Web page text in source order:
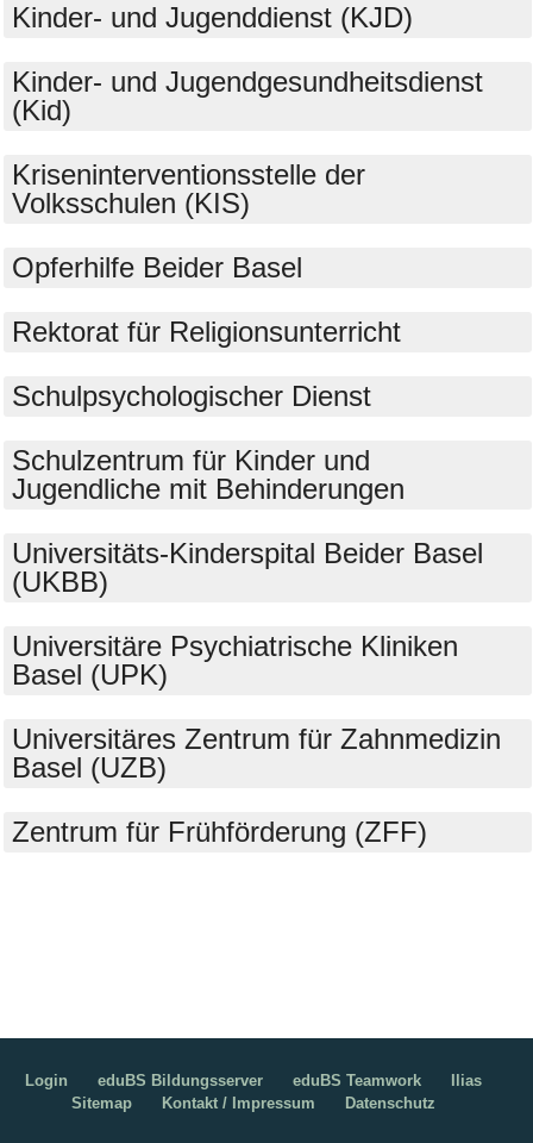
Kinder- und Jugenddienst (KJD)
Kinder- und Jugendgesundheitsdienst
(Kid)
Kriseninterventionsstelle der
Volksschulen (KIS)
Opferhilfe Beider Basel
Rektorat für Religionsunterricht
Schulpsychologischer Dienst
Schulzentrum für Kinder und
Jugendliche mit Behinderungen
Universitäts-Kinderspital Beider Basel
(UKBB)
Universitäre Psychiatrische Kliniken
Basel (UPK)
Universitäres Zentrum für Zahnmedizin
Basel (UZB)
Zentrum für Frühförderung (ZFF)
Login eduBS Bildungsserver eduBS Teamwork
Ilias
Sitemap
Kontakt / Impressum Datenschutz